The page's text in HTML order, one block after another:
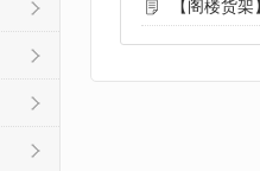
【阁楼货